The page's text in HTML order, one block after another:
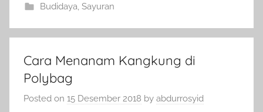
Budidaya Sayuran
Cara Menanam Kangkung di
Polybag
Posted on 15 Desember 2018 by abdurrosyid